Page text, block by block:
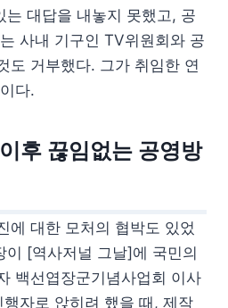
는 대답을 내놓지 못했고, 공
사내 기구인 TV위원회와 공
도 거부했다. 그가 취임한 연
다.
후 끊임없는 공영방
에 대한 모처의 협박도 있었
이 [역사저널 그날]에 국민의
백선엽장군기념사업회 이사
자로 앉히려 했을 때, 제작